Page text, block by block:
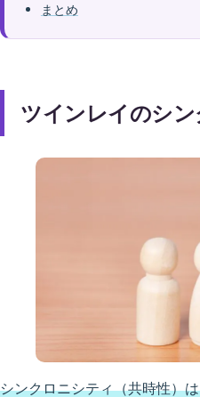
まとめ
ツインレイのシ
シンクロニシティ（共時性）